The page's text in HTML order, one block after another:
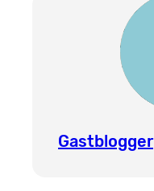
Gastblogger